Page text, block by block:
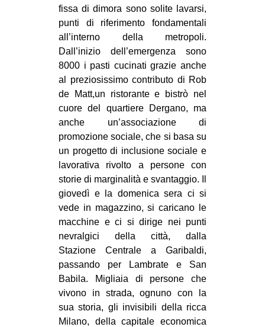
fissa di dimora sono solite lavarsi,
punti di riferimento fondamentali
all’interno della metropoli.
Dall’inizio dell’emergenza sono
8000 i pasti cucinati grazie anche
al preziosissimo contributo di Rob
de Matt,un ristorante e bistrò nel
cuore del quartiere Dergano, ma
anche un’associazione di
promozione sociale, che si basa su
un progetto di inclusione sociale e
lavorativa rivolto a persone con
storie di marginalità e svantaggio. Il
giovedì e la domenica sera ci si
vede in magazzino, si caricano le
macchine e ci si dirige nei punti
nevralgici della città, dalla
Stazione Centrale a Garibaldi,
passando per Lambrate e San
Babila. Migliaia di persone che
vivono in strada, ognuno con la
sua storia, gli invisibili della ricca
Milano, della capitale economica